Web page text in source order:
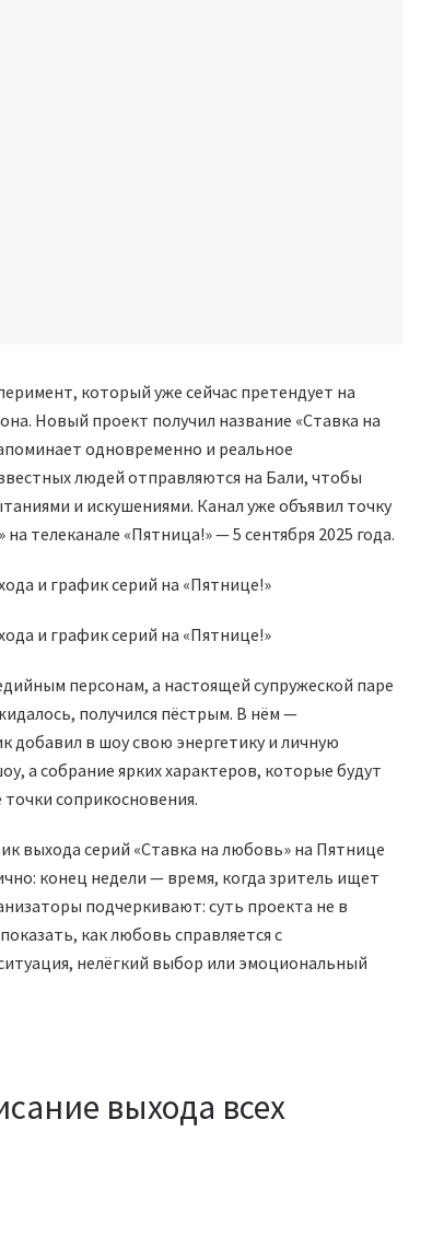
который уже сейчас претендует на
Новый проект получил название «Ставка на
одновременно и реальное
людей отправляются на Бали, чтобы
и искушениями. Канал уже объявил точку
телеканале «Пятница!» — 5 сентября 2025 года.
персонам, а настоящей супружеской паре
получился пёстрым. В нём —
добавил в шоу свою энергетику и личную
а собрание ярких характеров, которые будут
соприкосновения.
выхода серий «Ставка на любовь» на Пятнице
конец недели — время, когда зритель ищет
подчеркивают: суть проекта не в
как любовь справляется с
нелёгкий выбор или эмоциональный
выхода всех